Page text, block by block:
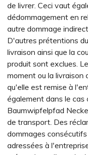
de livrer. Ceci vaut
dédommagement en
autre dommage
D'autres prétentions
livraison ainsi que la
produit sont exclues.
moment ou la
qu'elle est remise à
également dans le cas
Baumwipfelpfad
de transport. Des
dommages
adressées à